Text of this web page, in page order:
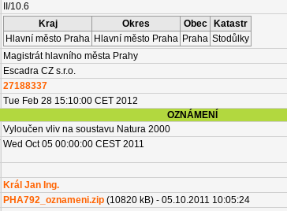
II/10.6
Kraj Okres Obec
Katastr
Hlavní město Praha Hlavní město Praha Praha Stodůlky
Magistrát hlavního města Prahy
Escadra CZ s.r.o.
27188337
Tue Feb 28 15:10:00 CET 2012
OZNÁMENÍ
Vyloučen vliv na soustavu Natura 2000
Wed Oct 05 00:00:00 CEST 2011
Král Jan Ing.
PHA792_oznameni.zip (10820 kB) - 05.10.2011 10:05:24